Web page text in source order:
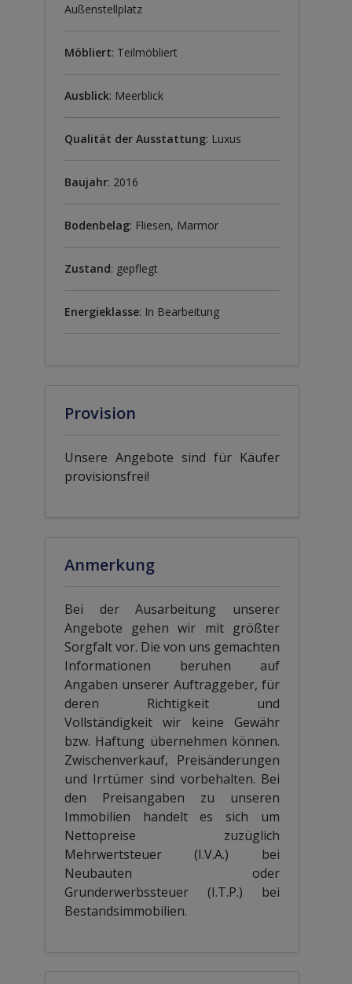
Außenstellplatz
Möbliert: Teilmöbliert
Ausblick: Meerblick
Qualität der Ausstattung: Luxus
Baujahr: 2016
Bodenbelag: Fliesen, Marmor
Zustand: gepflegt
Energieklasse: In Bearbeitung
Provision
Unsere Angebote sind für Käufer
provisionsfrei!
Anmerkung
Bei der Ausarbeitung unserer
Angebote gehen wir mit größter
Sorgfalt vor. Die von uns gemachten
Informationen beruhen auf
Angaben unserer Auftraggeber, für
deren Richtigkeit und
Vollständigkeit wir keine Gewähr
bzw. Haftung übernehmen können.
Zwischenverkauf, Preisänderungen
und Irrtümer sind vorbehalten. Bei
den Preisangaben zu unseren
Immobilien handelt es sich um
Nettopreise zuzüglich
Mehrwertsteuer (I.V.A.) bei
Neubauten oder
Grunderwerbssteuer (I.T.P.) bei
Bestandsimmobilien.